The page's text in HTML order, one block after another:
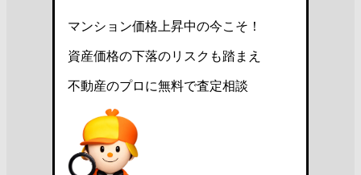
マンション価格上昇中の今こそ！
資産価格の下落のリスクも踏まえ
不動産のプロに無料で査定相談